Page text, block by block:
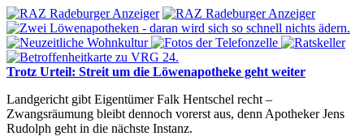
Trotz Urteil: Streit um die Löwenapotheke geht weiter
Landgericht gibt Eigentümer Falk Hentschel recht –
Zwangsräumung bleibt dennoch vorerst aus, denn Apotheker Jens
Rudolph geht in die nächste Instanz.